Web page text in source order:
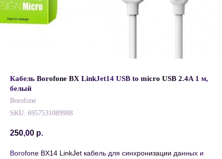
Кабель Borofone BX LinkJet14 USB to micro USB 2.4A 1 м,
белый
Borofone
SKU: 6957531089988
250,00 р.
Borofone BX14 LinkJet кабель для синхронизации данных и